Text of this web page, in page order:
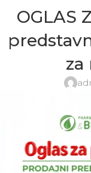
OGLAS
za